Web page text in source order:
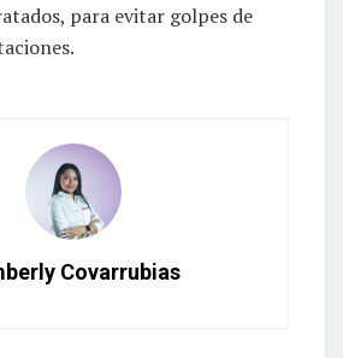
para evitar golpes de
Covarrubias